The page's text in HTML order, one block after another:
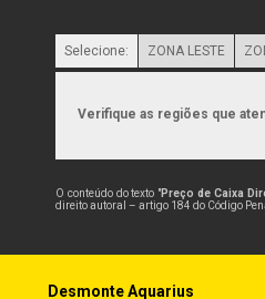
Selecione: ZONA LESTE
Verifique as regiões que
O conteúdo do texto "Preço de Caixa
direito autoral – artigo 184 do Código
Desmonte Aquarius